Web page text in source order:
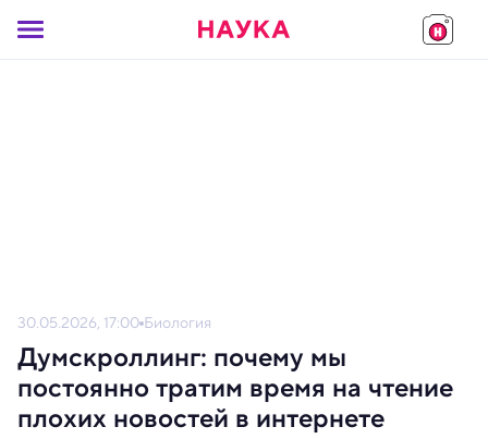
30.05.2026, 17:00 Биология
Думскроллинг: почему мы
постоянно тратим время на чтение
плохих новостей в интернете